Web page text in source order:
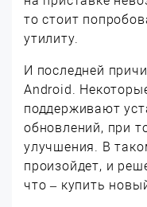
то стоит
утилиту.
И последней
Android.
поддерживают
обновлений, при
улучшения. В
произойдет, и
что – купить